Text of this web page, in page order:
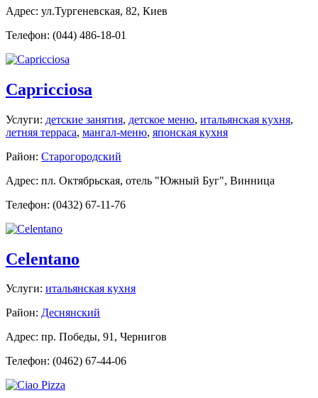
Адрес: ул.Тургеневская, 82, Киев
Телефон: (044) 486-18-01
Capricciosa
Услуги: детские занятия, детское меню, итальянская кухня,
летняя терраса, мангал-меню, японская кухня
Район: Старогородский
Адрес: пл. Октябрьская, отель "Южный Буг", Винница
Телефон: (0432) 67-11-76
Celentano
Услуги: итальянская кухня
Район: Деснянский
Адрес: пр. Победы, 91, Чернигов
Телефон: (0462) 67-44-06